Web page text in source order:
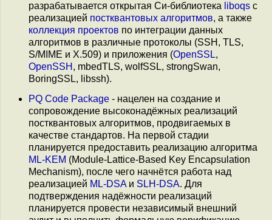
разрабатывается открытая Си-библиотека liboqs с
реализацией постквантовых алгоритмов, а также
коллекция проектов по интеграции данных
алгоритмов в различные протоколы (SSH, TLS,
S/MIME и X.509) и приложения (OpenSSL,
OpenSSH , mbedTLS, wolfSSL, strongSwan,
BoringSSL, libssh).
PQ Code Package - нацелен на создание и
сопровождение высоконадёжных реализаций
постквантовых алгоритмов, продвигаемых в
качестве стандартов. На первой стадии
планируется предоставить реализацию алгоритма
ML-KEM (Module-Lattice-Based Key Encapsulation
Mechanism), после чего начнётся работа над
реализацией ML-DSA и SLH-DSA. Для
подтверждения надёжности реализаций
планируется провести независимый внешний